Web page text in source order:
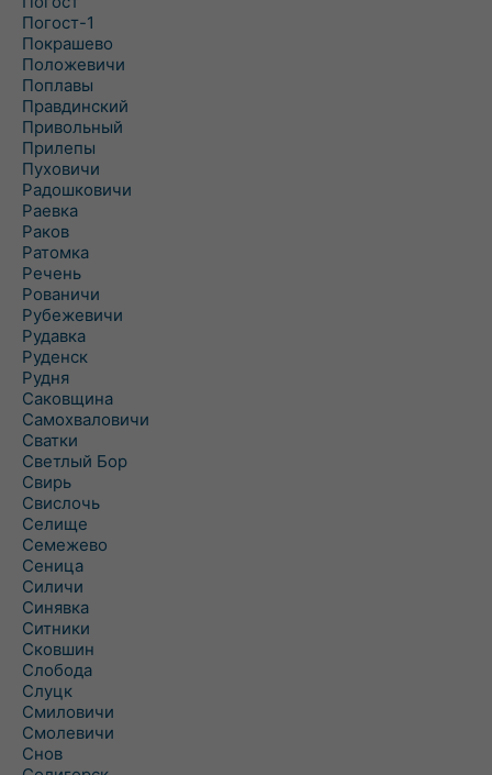
Погост-1
Покрашево
Положевичи
Поплавы
Правдинский
Привольный
Прилепы
Пуховичи
Радошковичи
Раевка
Раков
Ратомка
Речень
Рованичи
Рубежевичи
Рудавка
Руденск
Рудня
Саковщина
Самохваловичи
Сватки
Светлый Бор
Свирь
Свислочь
Селище
Семежево
Сеница
Силичи
Синявка
Ситники
Сковшин
Слобода
Слуцк
Смиловичи
Смолевичи
Снов